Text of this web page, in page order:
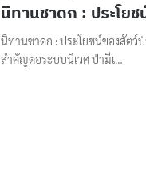
นิทานชาดก : ประโย
นิทานชาดก : ประโยชน์ของสัตว์
สำคัญต่อระบบนิเวศ ป่ามีเ…